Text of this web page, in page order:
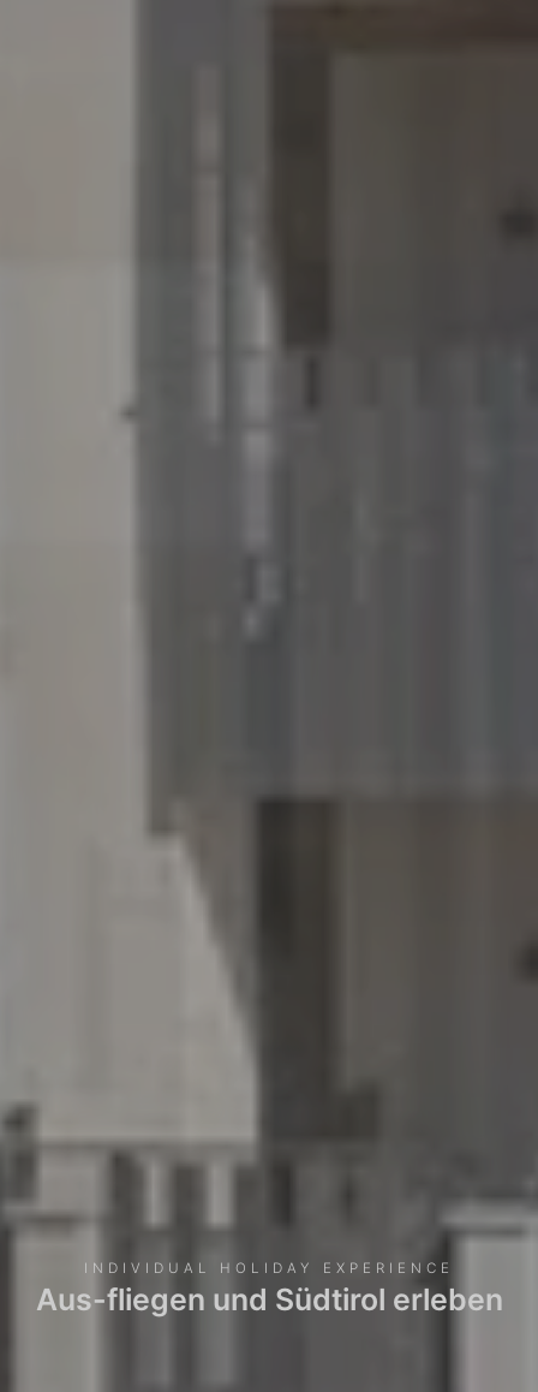
INDIVIDUAL HOLIDAY EXPERIENCE
Aus-fliegen und Südtirol erleben